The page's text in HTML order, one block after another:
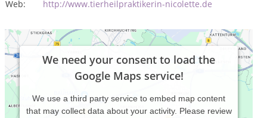
Web:
http://www.tierheilpraktikerin-nicolette.de
We need your consent to load the
Google Maps service!
We use a third party service to embed map content
that may collect data about your activity. Please review